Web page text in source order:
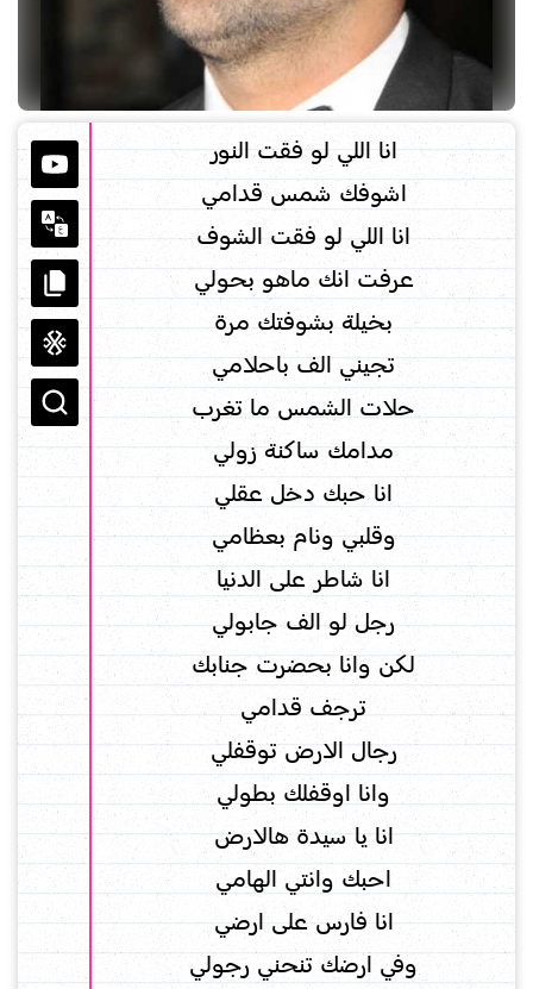
انا اللي لو فقت النور
اشوفك شمس قدامي
انا اللي لو فقت الشوف
عرفت انك ماهو بحولي
بخيلة بشوفتك مرة
تجيني الف باحلامي
حلات الشمس ما تغرب
مدامك ساكنة زولي
انا حبك دخل عقلي
وقلبي ونام بعظامي
انا شاطر على الدنيا
رجل لو الف جابولي
لكن وانا بحضرت جنابك
ترجف قدامي
رجال الارض توقفلي
وانا اوقفلك بطولي
انا يا سيدة هالارض
احبك وانتي الهامي
انا فارس على ارضي
وفي ارضك تنحني رجولي